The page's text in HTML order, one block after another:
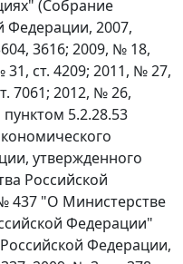
(Собрание
Федерации, 2007,
3616; 2009, № 18,
31, ст. 4209; 2011, № 27,
7061; 2012, № 26,
пунктом 5.2.28.53
утвержденного
Российской
437 "О Министерстве
Федерации"
Федерации,